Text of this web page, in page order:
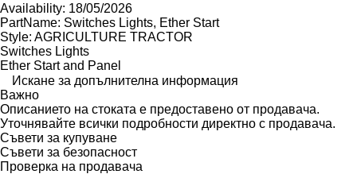
Availability: 18/05/2026
PartName: Switches Lights, Ether Start
Style: AGRICULTURE TRACTOR
Switches Lights
Ether Start and Panel
Искане за допълнителна информация
Важно
Описанието на стоката е предоставено от продавача.
Уточнявайте всички подробности директно с продавача.
Съвети за купуване
Съвети за безопасност
Проверка на продавача